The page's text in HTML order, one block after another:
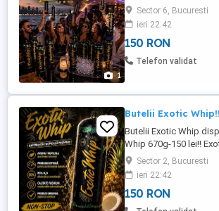
1
QR!!! CALITATE
PETRECERI DE
RAPIDA BUCURESTI-
Sector 6, Bucuresti
ieri 22:42
150 RON
Telefon validat
Butelii Exotic Whip!!
Butelii Exotic Whip
Whip 670g-150 lei!!
lei!! Produs original cu
petreceri si momente
oriunde in Bucuresti-
Sector 2, Bucuresti
ieri 22:42
150 RON